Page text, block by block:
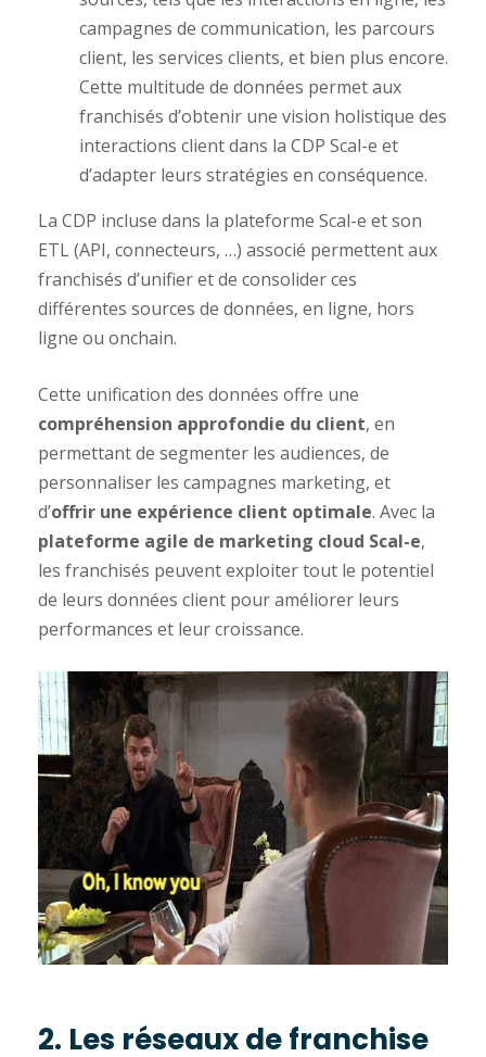
campagnes de communication, les parcours
client, les services clients, et bien plus encore.
Cette multitude de données permet aux
franchisés d’obtenir une vision holistique des
interactions client dans la CDP Scal-e et
d’adapter leurs stratégies en conséquence.
La CDP incluse dans la plateforme Scal-e et son
ETL (API, connecteurs, …) associé permettent aux
franchisés d’unifier et de consolider ces
différentes sources de données, en ligne, hors
ligne ou onchain.
Cette unification des données offre une
compréhension approfondie du client, en
permettant de segmenter les audiences, de
personnaliser les campagnes marketing, et
d’offrir une expérience client optimale. Avec la
plateforme agile de marketing cloud Scal-e,
les franchisés peuvent exploiter tout le potentiel
de leurs données client pour améliorer leurs
performances et leur croissance.
2. Les réseaux de franchise